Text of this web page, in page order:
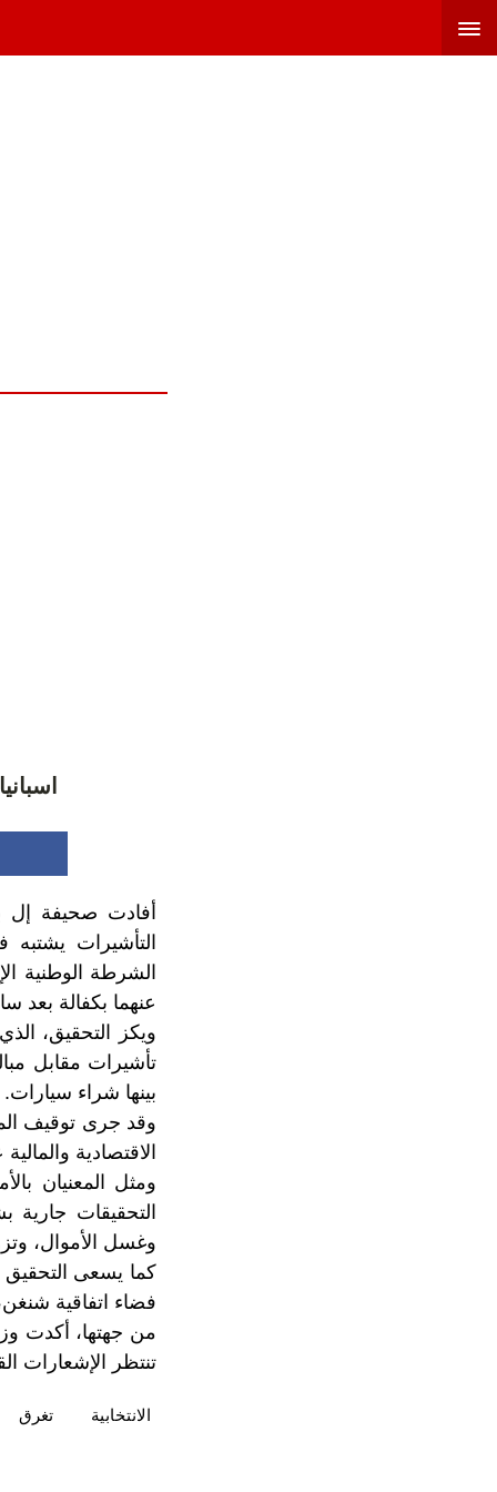
أفادت صحيفة إل
التأشيرات
الشرطة الوطنية
عنهما بكفالة بعد
ويكز التحقيق،
تأشيرات مقابل
بينها شراء سيارات.
وقد جرى توقيف
الاقتصادية
ومثل المعنيان
التحقيقات
وغسل الأموال،
كما يسعى
فضاء اتفاقية
من جهتها، أكدت
تنتظر الإشعارات
الانتخابية تغرق